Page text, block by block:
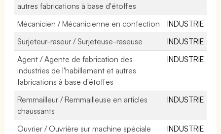
autres fabrications à base d'étoffes
Mécanicien / Mécanicienne en confection
INDUSTRIE
Surjeteur-raseur / Surjeteuse-raseuse
INDUSTRIE
Agent / Agente de fabrication des
industries de l'habillement et autres
fabrications à base d'étoffes
INDUSTRIE
Remmailleur / Remmailleuse en articles
chaussants
INDUSTRIE
Ouvrier / Ouvrière sur machine spéciale
INDUSTRIE